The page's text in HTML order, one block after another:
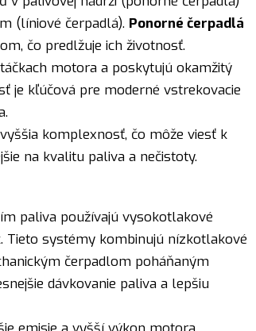
(líniové čerpadlá). Ponorné čerpadlá
čo predlžuje ich životnosť.
motora a poskytujú okamžitý
je kľúčová pre moderné vstrekovacie
komplexnosť, čo môže viesť k
na kvalitu paliva a nečistoty.
paliva používajú vysokotlakové
Tieto systémy kombinujú nízkotlakové
čerpadlom poháňaným
dávkovanie paliva a lepšiu